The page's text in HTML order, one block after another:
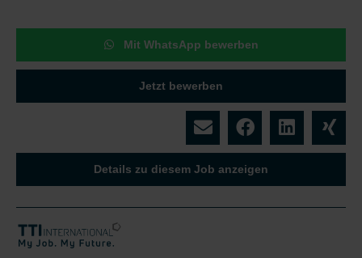
Mit WhatsApp bewerben
Jetzt bewerben
Details zu diesem Job anzeigen